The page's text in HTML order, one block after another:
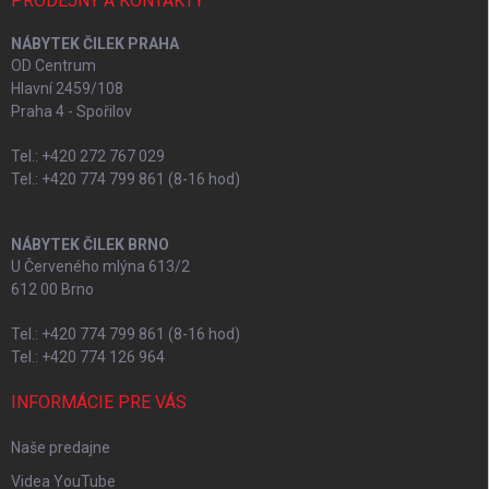
NÁBYTEK ČILEK PRAHA
OD Centrum
Hlavní 2459/108
Praha 4 - Spořilov
Tel.: +420 272 767 029
Tel.: +420 774 799 861 (8-16 hod)
NÁBYTEK ČILEK BRNO
U Červeného mlýna 613/2
612 00 Brno
Tel.: +420 774 799 861 (8-16 hod)
Tel.: +420 774 126 964
INFORMÁCIE PRE VÁS
Naše predajne
Videa YouTube